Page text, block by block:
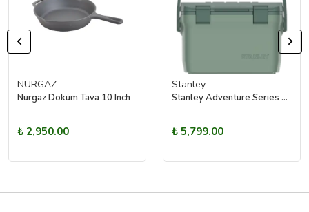
NURGAZ
Nurgaz Döküm Tava 10 Inch
₺ 2,950.00
Stanley
Stanley Adventure Series Easy CarryLunch Soğutucu | 6.6L (Açık Yeşil)
₺ 5,799.00